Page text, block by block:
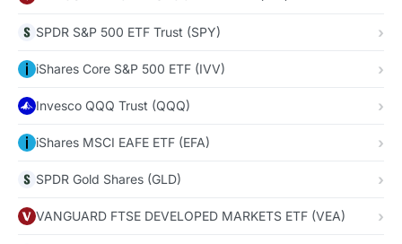
SPDR S&P 500 ETF Trust (SPY)
iShares Core S&P 500 ETF (IVV)
Invesco QQQ Trust (QQQ)
iShares MSCI EAFE ETF (EFA)
SPDR Gold Shares (GLD)
VANGUARD FTSE DEVELOPED MARKETS ETF (VEA)